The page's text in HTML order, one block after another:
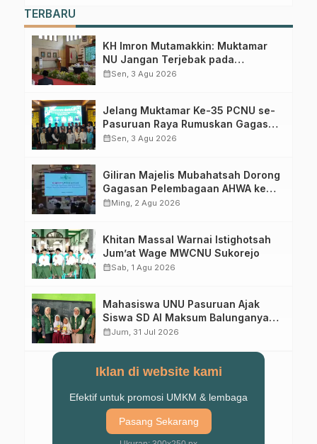
TERBARU
KH Imron Mutamakkin: Muktamar
NU Jangan Terjebak pada
Perebutan Kursi Ketua Umum
calendar_monthSen, 3 Agu 2026
Jelang Muktamar Ke-35 PCNU se-
Pasuruan Raya Rumuskan Gagasan
Transformasi Gerakan NU Menuju
calendar_monthSen, 3 Agu 2026
Giliran Majelis Mubahatsah Dorong
Gagasan Pelembagaan AHWA ke
Forum Muktamar Mendatang
calendar_monthMing, 2 Agu 2026
Khitan Massal Warnai Istighotsah
Jum’at Wage MWCNU Sukorejo
calendar_monthSab, 1 Agu 2026
Mahasiswa UNU Pasuruan Ajak
Siswa SD Al Maksum Balunganyar
Kuasai Penjumlahan Bersusun
calendar_monthJum, 31 Jul 2026
Iklan di website kami
Efektif untuk promosi UMKM & lembaga
Pasang Sekarang